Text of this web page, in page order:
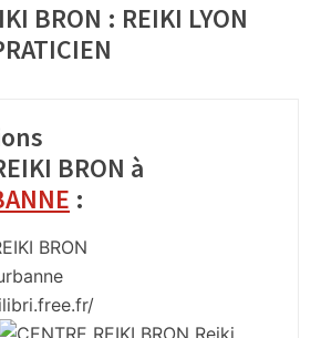
BRON : REIKI LYON
BRON à
:
BRON